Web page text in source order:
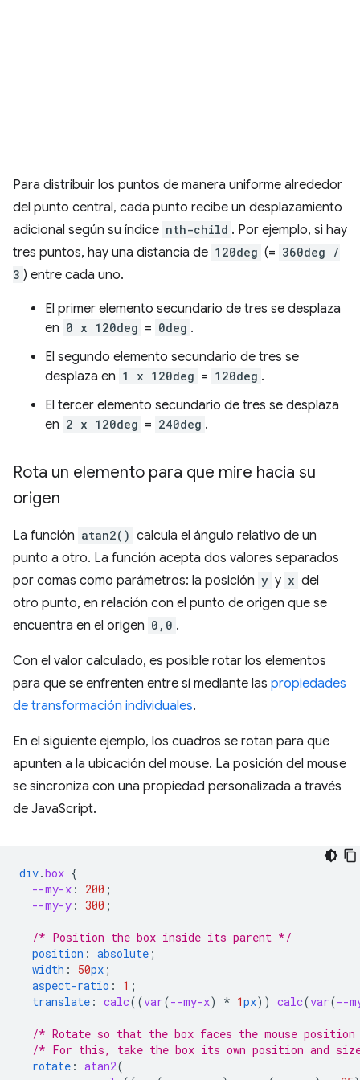
Para distribuir los puntos de manera uniforme alrededor
del punto central, cada punto recibe un desplazamiento
adicional según su índice nth-child . Por ejemplo, si hay
tres puntos, hay una distancia de 120deg (= 360deg /
3 ) entre cada uno.
El primer elemento secundario de tres se desplaza
en 0 x 120deg = 0deg .
El segundo elemento secundario de tres se
desplaza en 1 x 120deg = 120deg .
El tercer elemento secundario de tres se desplaza
en 2 x 120deg = 240deg .
Rota un elemento para que mire hacia su
origen
La función atan2() calcula el ángulo relativo de un
punto a otro. La función acepta dos valores separados
por comas como parámetros: la posición y y x del
otro punto, en relación con el punto de origen que se
encuentra en el origen 0,0 .
Con el valor calculado, es posible rotar los elementos
para que se enfrenten entre sí mediante las propiedades
de transformación individuales.
En el siguiente ejemplo, los cuadros se rotan para que
apunten a la ubicación del mouse. La posición del mouse
se sincroniza con una propiedad personalizada a través
de JavaScript.
div.box {
--my-x : 200 ;
--my-y : 300 ;
/* Position the box inside its parent */
position : absolute ;
width : 50px ;
aspect-ratio : 1 ;
translate : calc( (var(--my-x) * 1px)) calc(var(--
/* Rotate so that the box faces the mouse
/* For this, take the box its own position and
rotate : atan2(